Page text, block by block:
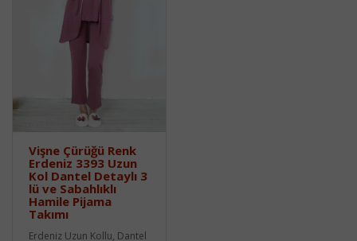
Vişne Çürüğü Renk
Erdeniz 3393 Uzun
Kol Dantel Detaylı 3
lü ve Sabahlıklı
Hamile Pijama
Takımı
Erdeniz Uzun Kollu, Dantel